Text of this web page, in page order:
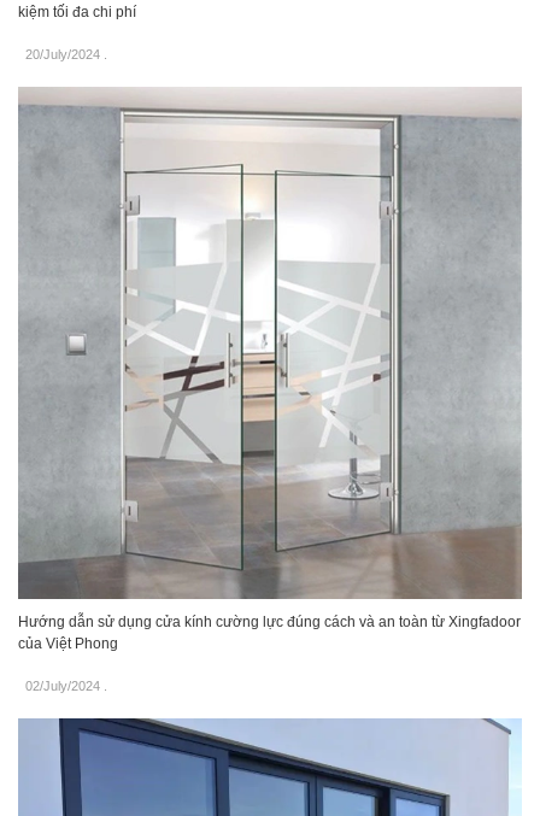
kiệm tối đa chi phí
20/July/2024
Hướng dẫn sử dụng cửa kính cường lực đúng cách và an toàn từ Xingfadoor
của Việt Phong
02/July/2024 .